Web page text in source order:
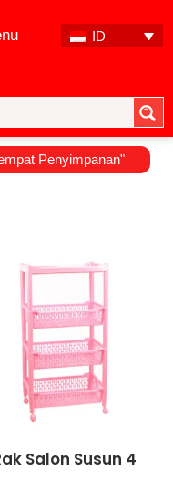
ID
Penyimpanan"
Salon Susun 4